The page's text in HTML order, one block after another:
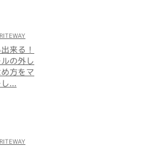
RITEWAY
来る！
の外し
方をマ
...
RITEWAY